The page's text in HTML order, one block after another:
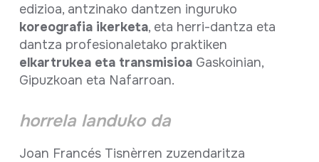
edizioa, antzinako dantzen inguruko
koreografia ikerketa, eta herri-dantza eta
dantza profesionaletako praktiken
elkartrukea eta transmisioaGaskoinian,
Gipuzkoan eta Nafarroan.
horrela landuko da
Joan Francés Tisnèrren zuzendaritza